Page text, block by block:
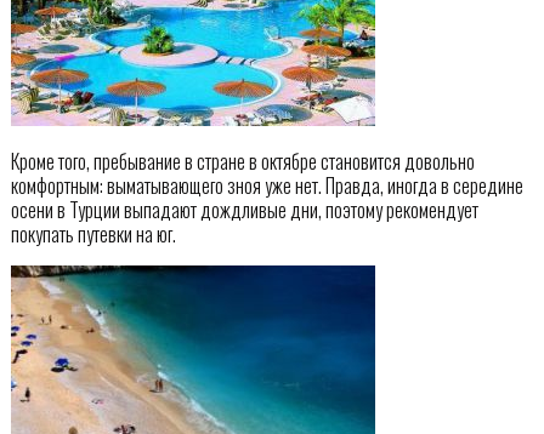
Кроме того, пребывание в стране в октябре становится довольно
комфортным: выматывающего зноя уже нет. Правда, иногда в середине
осени в Турции выпадают дождливые дни, поэтому рекомендует
покупать путевки на юг.